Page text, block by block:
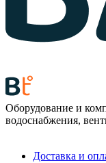
Оборудование и
водоснабжения,
Доставка и